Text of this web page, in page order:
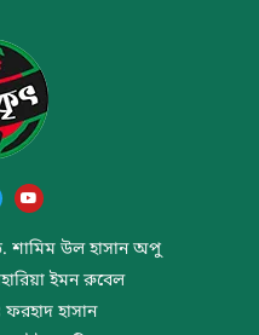
শামিম উল হাসান অপু
ইমন রুবেল
হাসান